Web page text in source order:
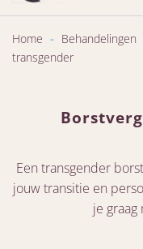
Home - Behandelingen
transgender
Een transgender
jouw transitie en
je